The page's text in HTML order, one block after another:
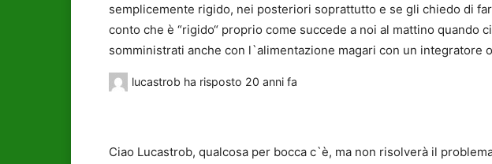
semplicemente rigido, nei posteriori soprattutto e se gli chiedo di
conto che è “rigido“ proprio come succede a noi al mattino quando
somministrati anche con l`alimentazione magari con un integratore
lucastrob ha risposto 20 anni fa
Ciao Lucastrob, qualcosa per bocca c`è, ma non risolverà il